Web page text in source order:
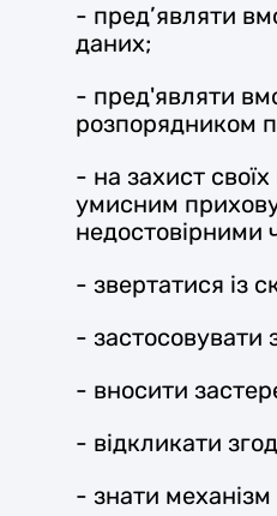
- пред’являти
даних;
- пред'являти
розпорядником
- на захист
умисним
недостовірними
- звертатися із
- застосовувати
- вносити
- відкликати
- знати